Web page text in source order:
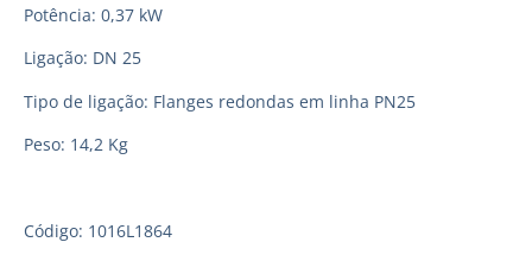
Potência: 0,37 kW
Ligação: DN 25
Tipo de ligação: Flanges redondas em linha PN25
Peso: 14,2 Kg
Código: 1016L1864